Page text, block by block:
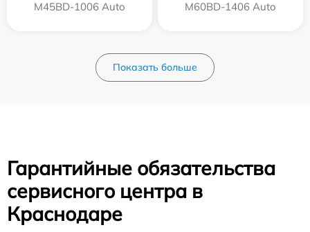
M45BD-1006 Auto
M60BD-1406 Auto
Показать больше
Гарантийные обязательства
сервисного центра в
Краснодаре